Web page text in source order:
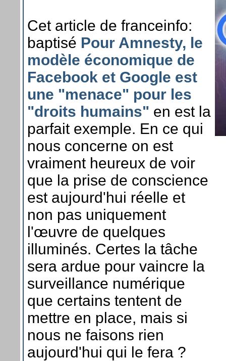
Cet article de franceinfo:
baptisé Pour Amnesty, le
modèle économique de
Facebook et Google est
une "menace" pour les
"droits humains" en est la
parfait exemple. En ce qui
nous concerne on est
vraiment heureux de voir
que la prise de conscience
est aujourd'hui réelle et
non pas uniquement
l'œuvre de quelques
illuminés. Certes la tâche
sera ardue pour vaincre la
surveillance numérique
que certains tentent de
mettre en place, mais si
nous ne faisons rien
aujourd'hui qui le fera ?